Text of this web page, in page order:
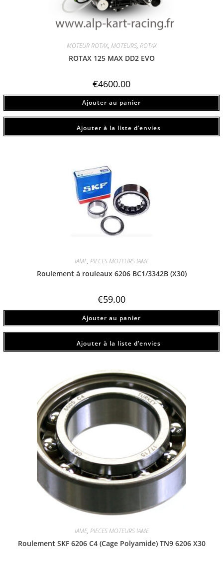
MOTEUR ROTAX, MOTEURS, ROTAX
ROTAX 125 MAX DD2 EVO
€4600.00
Ajouter au panier
Ajouter à la liste d’envies
IAME, PIECES MOTEURS IAME
Roulement à rouleaux 6206 BC1/3342B (X30)
€59.00
Ajouter au panier
Ajouter à la liste d’envies
IAME, PIECES MOTEURS IAME
Roulement SKF 6206 C4 (Cage Polyamide) TN9 6206 X30